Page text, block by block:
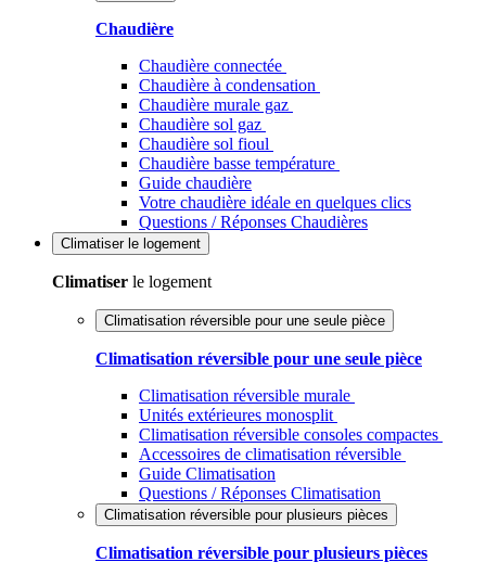
Chaudière
Chaudière connectée
Chaudière à condensation
Chaudière murale gaz
Chaudière sol gaz
Chaudière sol fioul
Chaudière basse température
Guide chaudière
Votre chaudière idéale en quelques clics
Questions / Réponses Chaudières
Climatiser le logement
Climatiser le logement
Climatisation réversible pour une seule pièce
Climatisation réversible pour une seule pièce
Climatisation réversible murale
Unités extérieures monosplit
Climatisation réversible consoles compactes
Accessoires de climatisation réversible
Guide Climatisation
Questions / Réponses Climatisation
Climatisation réversible pour plusieurs pièces
Climatisation réversible pour plusieurs pièces